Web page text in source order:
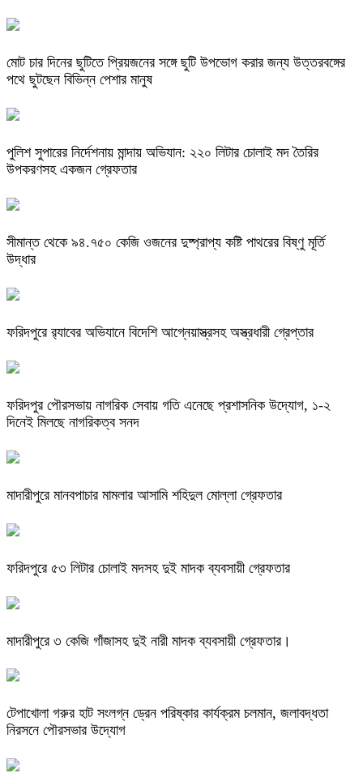
মোট চার দিনের ছুটিতে প্রিয়জনের সঙ্গে ছুটি উপভোগ করার জন্য উত্তরবঙ্গের
পথে ছুটছেন বিভিন্ন পেশার মানুষ
পুলিশ সুপারের নির্দেশনায় মান্দায় অভিযান: ২২০ লিটার চোলাই মদ তৈরির
উপকরণসহ একজন গ্রেফতার
সীমান্ত থেকে ৯৪.৭৫০ কেজি ওজনের দুষ্প্রাপ্য কষ্টি পাথরের বিষ্ণু মূর্তি
উদ্ধার
ফরিদপুরে র‌্যাবের অভিযানে বিদেশি আগ্নেয়াস্ত্রসহ অস্ত্রধারী গ্রেপ্তার
ফরিদপুর পৌরসভায় নাগরিক সেবায় গতি এনেছে প্রশাসনিক উদ্যোগ, ১-২
দিনেই মিলছে নাগরিকত্ব সনদ
মাদারীপুরে মানবপাচার মামলার আসামি শহিদুল মোল্লা গ্রেফতার
ফরিদপুরে ৫৩ লিটার চোলাই মদসহ দুই মাদক ব্যবসায়ী গ্রেফতার
মাদারীপুরে ৩ কেজি গাঁজাসহ দুই নারী মাদক ব্যবসায়ী গ্রেফতার।
টেপাখোলা গরুর হাট সংলগ্ন ড্রেন পরিষ্কার কার্যক্রম চলমান, জলাবদ্ধতা
নিরসনে পৌরসভার উদ্যোগ